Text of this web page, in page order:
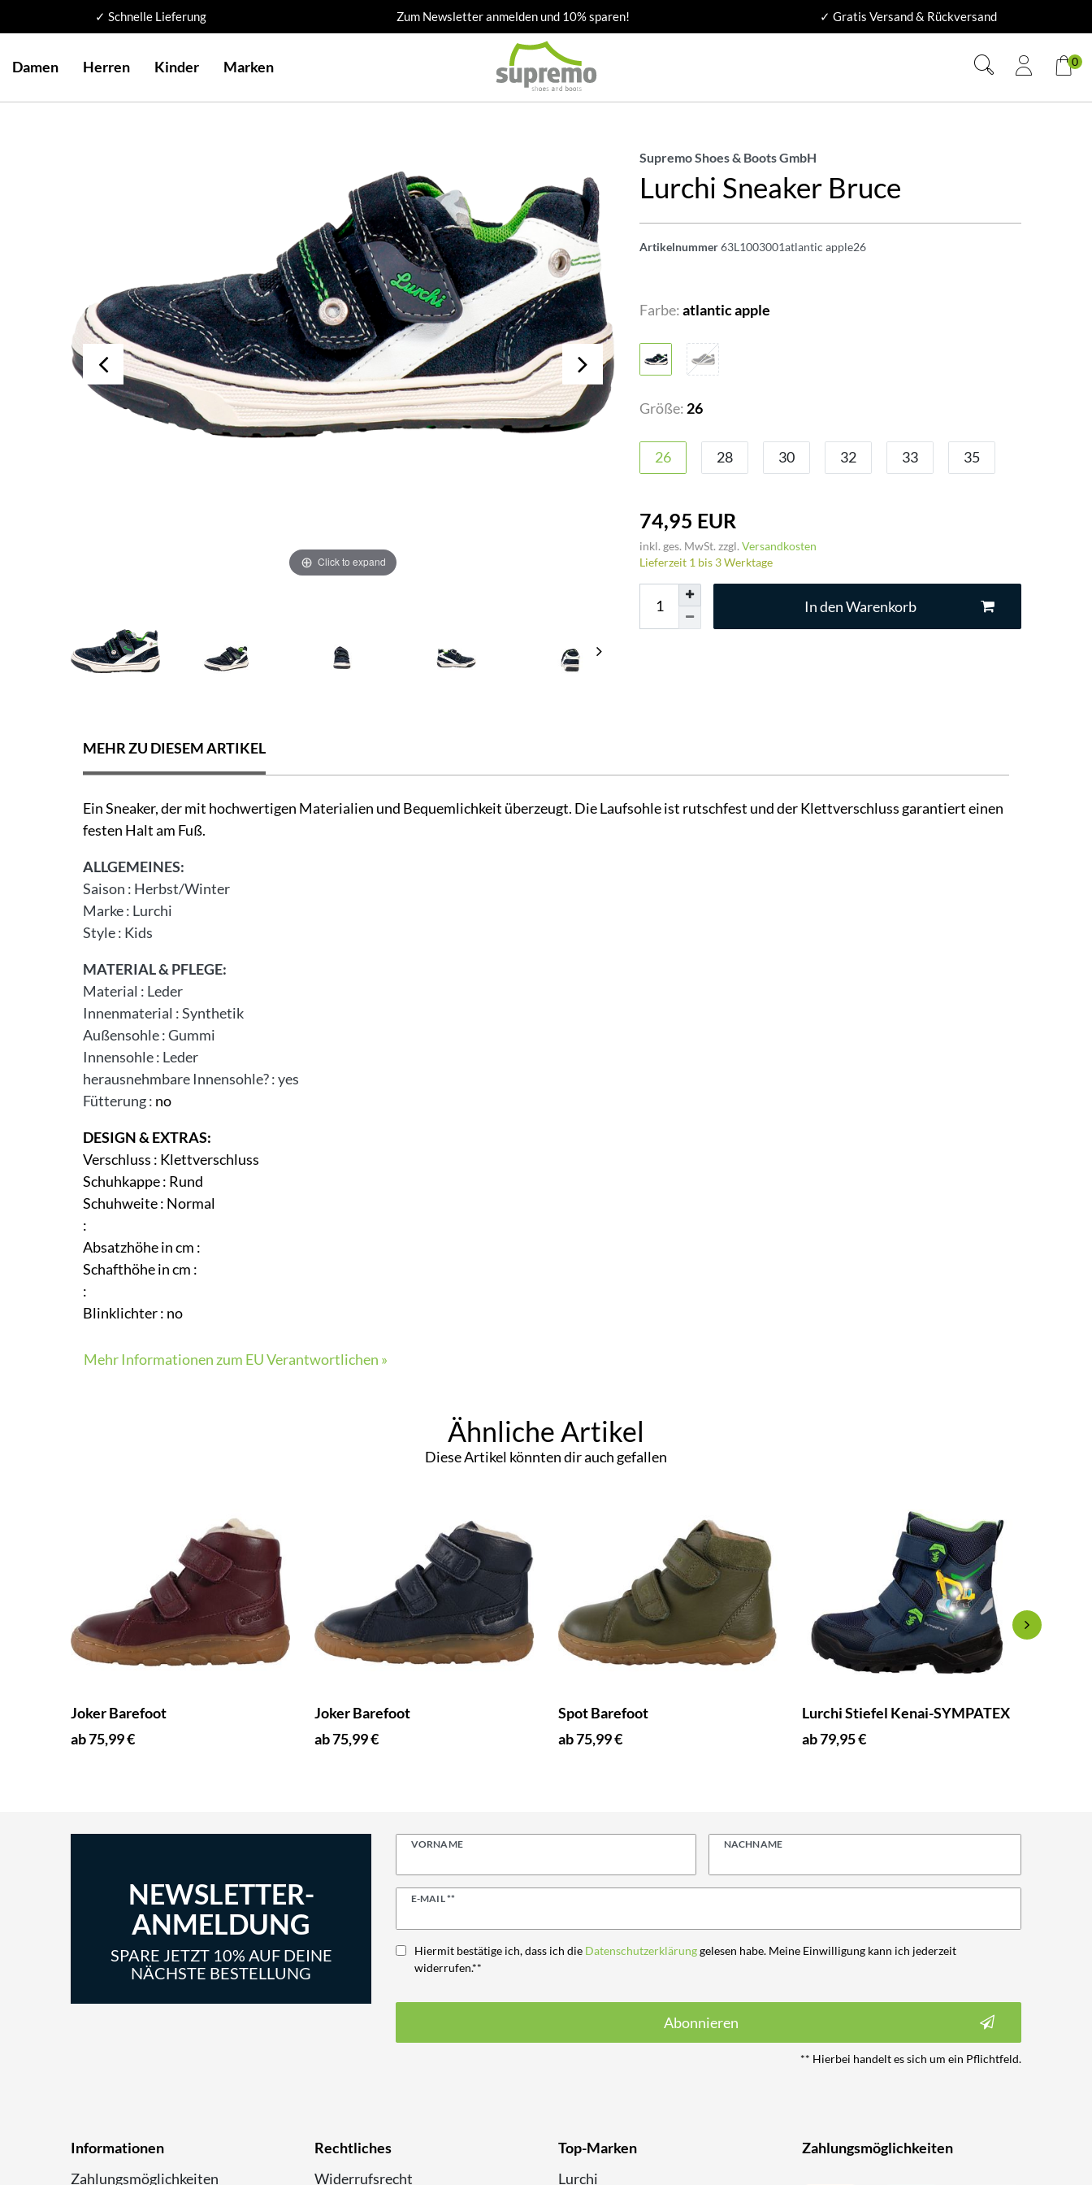
✓ Schnelle Lieferung Zum Newsletter anmelden und 10% sparen! ✓ Gratis Versand & Rückversand
Damen Herren Kinder Marken 0
Click to expand
Supremo Shoes & Boots GmbH
Lurchi Sneaker Bruce
Artikelnummer63L1003001atlantic apple26
Farbe:atlantic apple
Größe: 26
26 28 30 32 33 35
74,95 EUR
inkl. ges. MwSt. zzgl. Versandkosten
Lieferzeit 1 bis 3 Werktage
In den Warenkorb
MEHR ZU DIESEM ARTIKEL
Ein Sneaker, der mit hochwertigen Materialien und Bequemlichkeit überzeugt. Die Laufsohle ist rutschfest und der Klettverschluss garantiert einen
festen Halt am Fuß.
ALLGEMEINES:
Saison : Herbst/Winter
Marke: Lurchi
Style: Kids
MATERIAL & PFLEGE:
Material : Leder
Innenmaterial :Synthetik
Außensohle:Gummi
Innensohle: Leder
herausnehmbare Innensohle?:yes
Fütterung: no
DESIGN & EXTRAS:
Verschluss : Klettverschluss
Schuhkappe: Rund
Schuhweite: Normal
:
Absatzhöhe in cm :
Schafthöhe in cm :
:
Blinklichter: no
Mehr Informationen zum EU Verantwortlichen »
Ähnliche Artikel
Diese Artikel könnten dir auch gefallen
Joker Barefoot
ab 75,99 €
Joker Barefoot
ab 75,99 €
Spot Barefoot
ab 75,99 €
Lurchi Stiefel Kenai-SYMPATEX
ab 79,95 €
NEWSLETTER-
ANMELDUNG
SPARE JETZT 10% AUF DEINE
NÄCHSTE BESTELLUNG
VORNAME NACHNAME
E-MAIL **
Newsletter
Hiermit bestätige ich, dass ich die Daten­schutz­erklärunggelesen habe. Meine Einwilligung kann ich jederzeit
widerrufen.**
Abonnieren
** Hierbei handelt es sich um ein Pflichtfeld.
Informationen
Zahlungsmöglichkeiten
Rechtliches
Widerrufsrecht
Top-Marken
Lurchi
Zahlungsmöglichkeiten